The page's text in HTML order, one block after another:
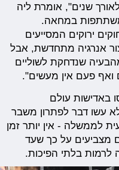
שנים", אומרת ליה
המשתתפות במחאה.
ירוקים המסייעים
אנרגיה מתחדשת, אבל
שנדחקת לשוליים
ואף פעם אין מעשים".
באדישות עולם
עשו דבר לפתרון משבר
לממשלה - אין יותר זמן
מצביעים על כך שעד